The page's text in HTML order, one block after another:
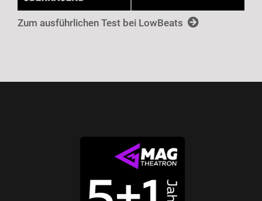
Zum ausführlichen Test bei LowBeats